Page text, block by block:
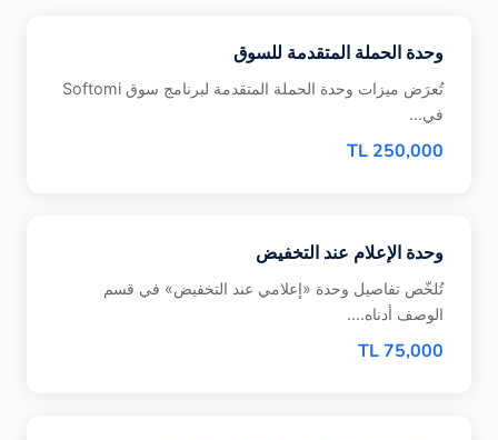
وحدة الحملة المتقدمة للسوق
تُعرَض ميزات وحدة الحملة المتقدمة لبرنامج سوق Softomi
في...
250,000 TL
وحدة الإعلام عند التخفيض
تُلخّص تفاصيل وحدة «إعلامي عند التخفيض» في قسم
الوصف أدناه....
75,000 TL